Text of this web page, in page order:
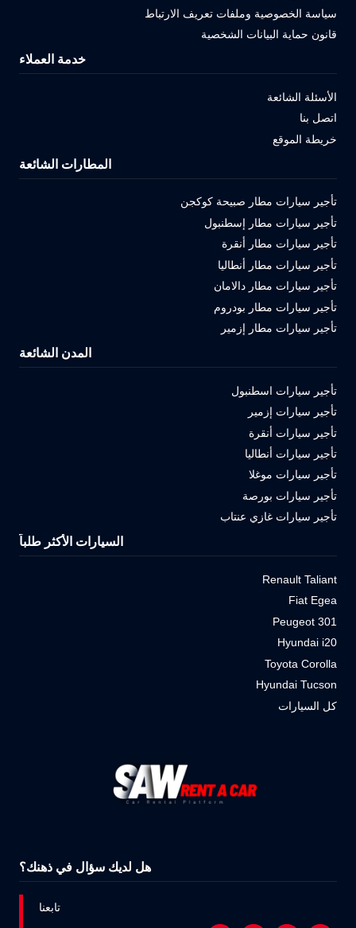
سياسة الخصوصية وملفات تعريف الارتباط
قانون حماية البيانات الشخصية
خدمة العملاء
الأسئلة الشائعة
اتصل بنا
خريطة الموقع
المطارات الشائعة
تأجير سيارات مطار صبيحة كوكجن
تأجير سيارات مطار إسطنبول
تأجير سيارات مطار أنقرة
تأجير سيارات مطار أنطاليا
تأجير سيارات مطار دالامان
تأجير سيارات مطار بودروم
تأجير سيارات مطار إزمير
المدن الشائعة
تأجير سيارات اسطنبول
تأجير سيارات إزمير
تأجير سيارات أنقرة
تأجير سيارات أنطاليا
تأجير سيارات موغلا
تأجير سيارات بورصة
تأجير سيارات غازي عنتاب
السيارات الأكثر طلباً
Renault Taliant
Fiat Egea
Peugeot 301
Hyundai i20
Toyota Corolla
Hyundai Tucson
كل السيارات
هل لديك سؤال في ذهنك؟
تابعنا